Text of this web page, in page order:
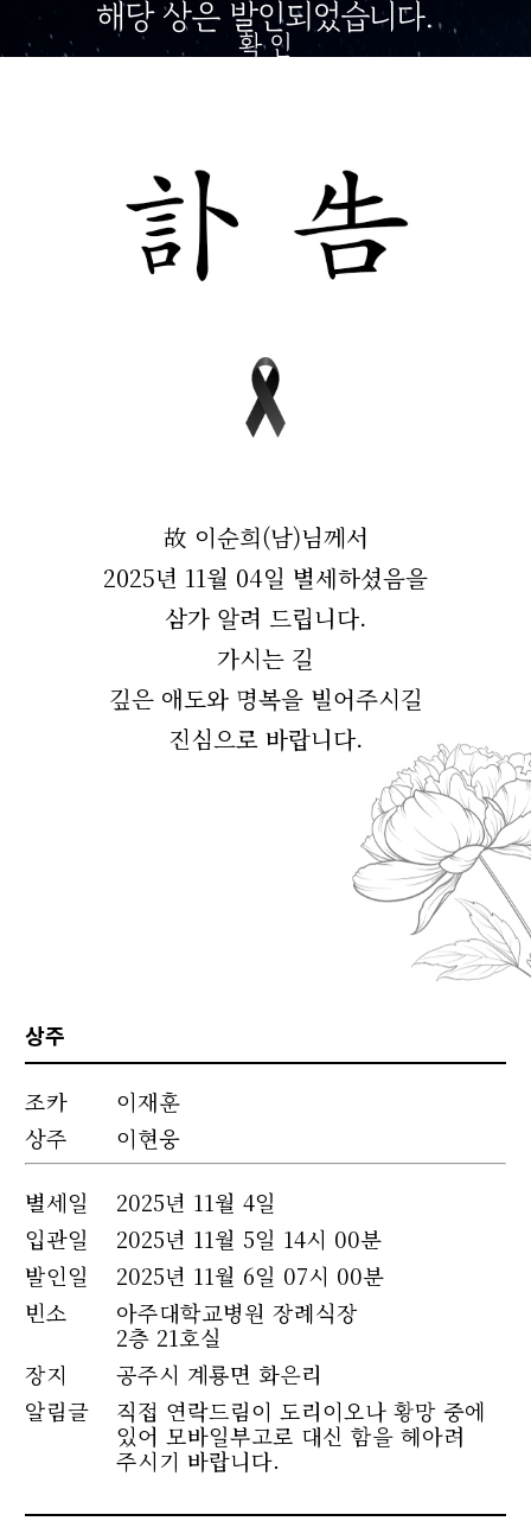
해당 상은 발인되었습니다.
확 인
故 이순희(남)님께서
2025년 11월 04일 별세하셨음을
삼가 알려 드립니다.
가시는 길
깊은 애도와 명복을 빌어주시길
진심으로 바랍니다.
상주
조카
이재훈
상주
이현웅
별세일
2025년 11월 4일
입관일
2025년 11월 5일 14시 00분
발인일
2025년 11월 6일 07시 00분
빈소
아주대학교병원 장례식장
2층 21호실
장지
공주시 계룡면 화은리
알림글
직접 연락드림이 도리이오나 황망 중에
있어 모바일부고로 대신 함을 헤아려
주시기 바랍니다.